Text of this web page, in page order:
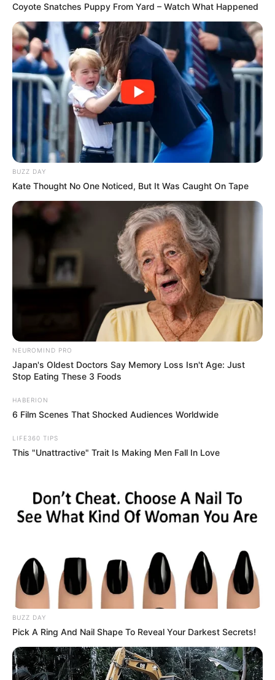
Coyote Snatches Puppy From Yard – Watch What Happened
BUZZ DAY
Kate Thought No One Noticed, But It Was Caught On Tape
NEUROMIND PRO
Japan's Oldest Doctors Say Memory Loss Isn't Age: Just
Stop Eating These 3 Foods
HABERION
6 Film Scenes That Shocked Audiences Worldwide
LIFE360 TIPS
This "Unattractive" Trait Is Making Men Fall In Love
BUZZ DAY
Pick A Ring And Nail Shape To Reveal Your Darkest Secrets!